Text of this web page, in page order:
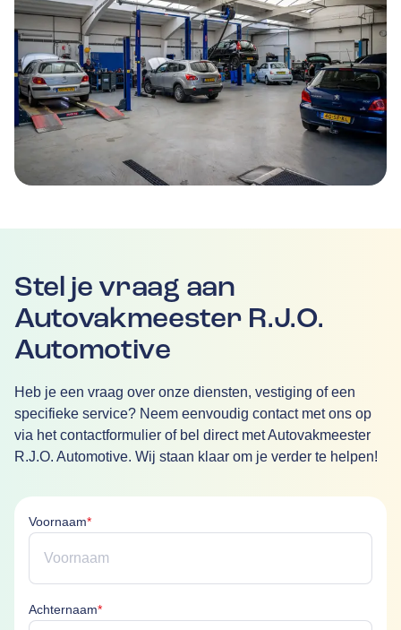
Stel je vraag aan
Autovakmeester R.J.O.
Automotive
Heb je een vraag over onze diensten, vestiging of een
specifieke service? Neem eenvoudig contact met ons op
via het contactformulier of bel direct met Autovakmeester
R.J.O. Automotive. Wij staan klaar om je verder te helpen!
Voornaam*Voornaam is verplicht
Achternaam*Achternaam is verplicht